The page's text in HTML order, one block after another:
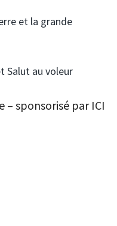
et la grande
Salut au voleur
sponsorisé par ICI